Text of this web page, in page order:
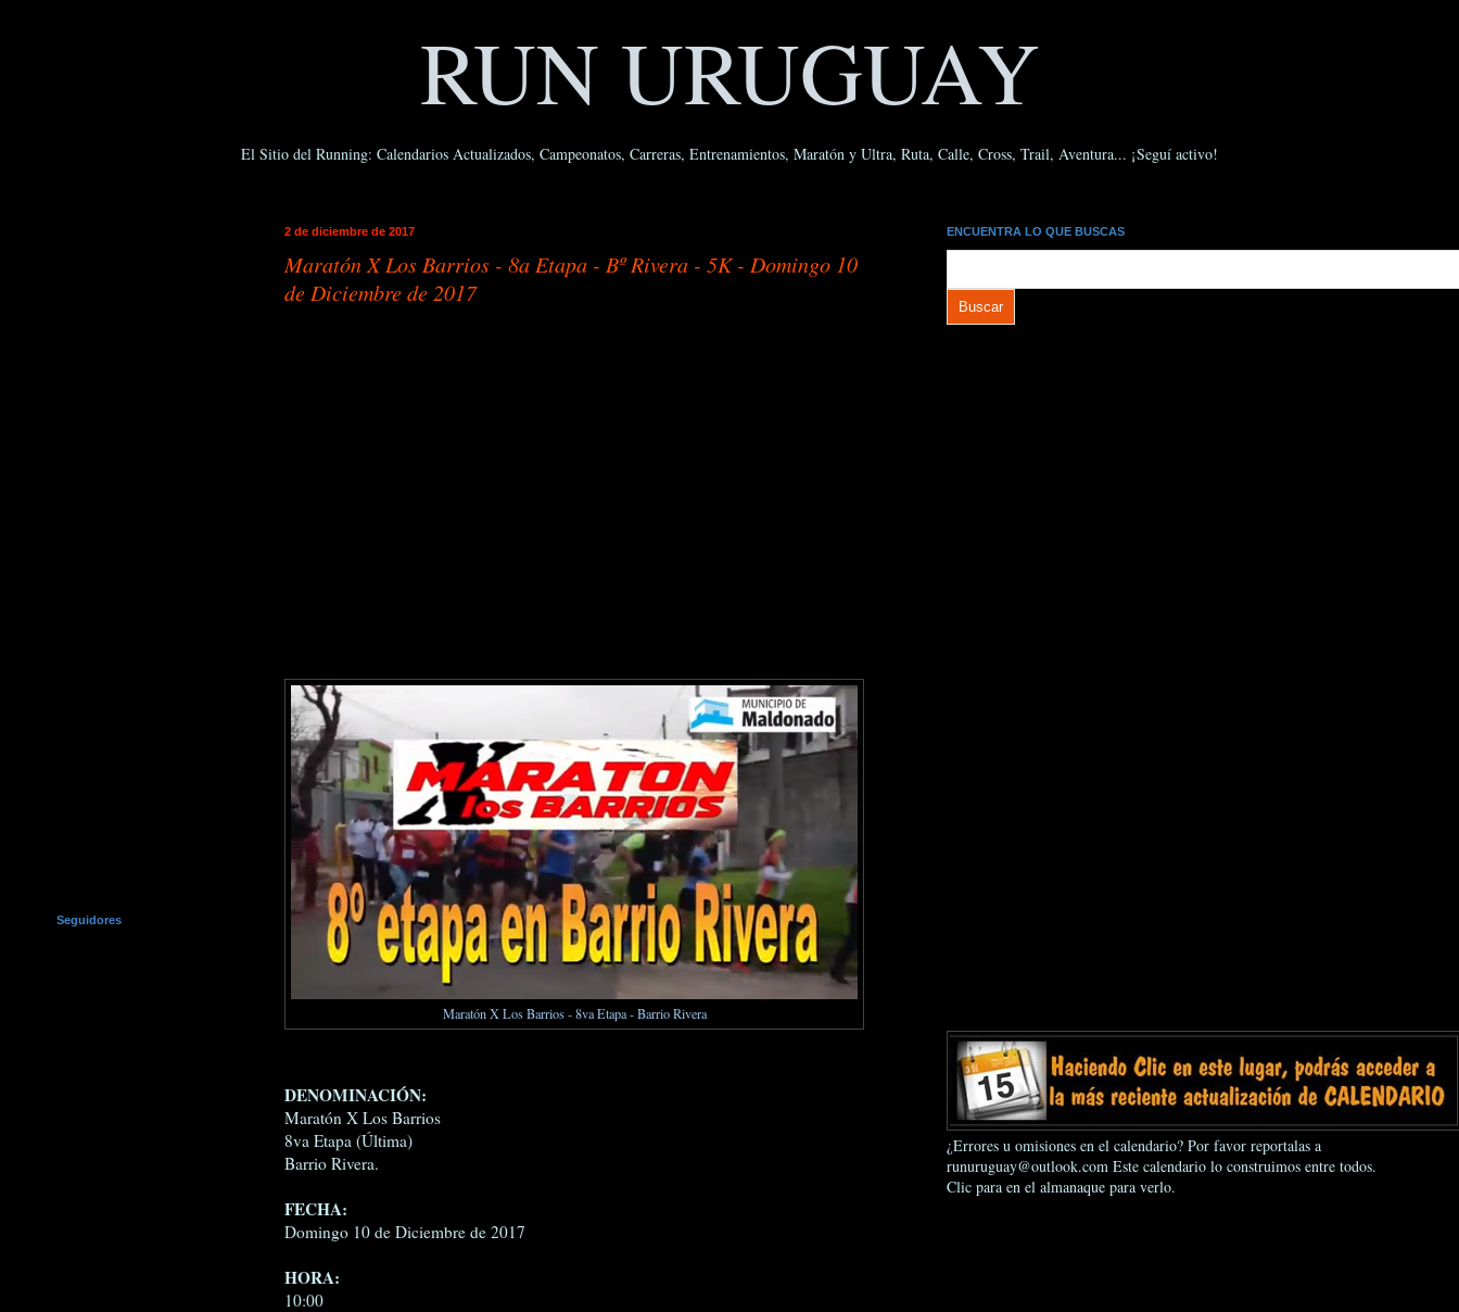
RUN URUGUAY
El Sitio del Running: Calendarios Actualizados, Campeonatos, Carreras, Entrenamientos, Maratón y Ultra, Ruta, Calle, Cross, Trail, Aventura... ¡Seguí activo!
2 de diciembre de 2017
Maratón X Los Barrios - 8a Etapa - Bº Rivera - 5K - Domingo 10
de Diciembre de 2017
Maratón X Los Barrios - 8va Etapa - Barrio Rivera
DENOMINACIÓN:
Maratón X Los Barrios
8va Etapa (Última)
Barrio Rivera.
FECHA:
Domingo 10 de Diciembre de 2017
HORA:
10:00
Seguidores
ENCUENTRA LO QUE BUSCAS
¿Errores u omisiones en el calendario? Por favor reportalas a
runuruguay@outlook.com Este calendario lo construimos entre todos.
Clic para en el almanaque para verlo.